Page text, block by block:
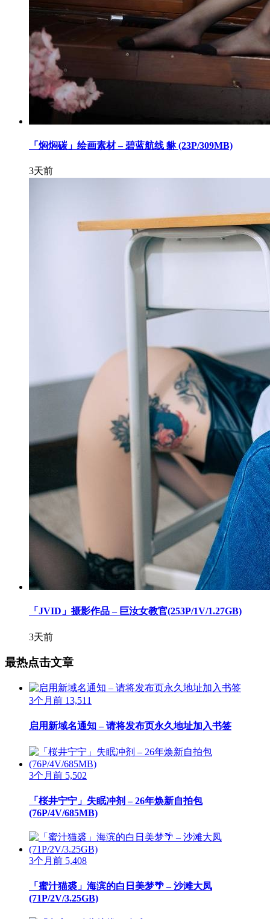
「焖焖碳」绘画素材 – 碧蓝航线 貅 (23P/309MB)
3天前
「JVID」摄影作品 – 巨汝女教官(253P/1V/1.27GB)
3天前
最热点击文章
3个月前 13,511
启用新域名通知 – 请将发布页永久地址加入书签
3个月前 5,502
「桜井宁宁」失眠冲剂 – 26年焕新自拍包
(76P/4V/685MB)
3个月前 5,408
「蜜汁猫裘」海滨的白日美梦🌴 – 沙滩大凤
(71P/2V/3.25GB)